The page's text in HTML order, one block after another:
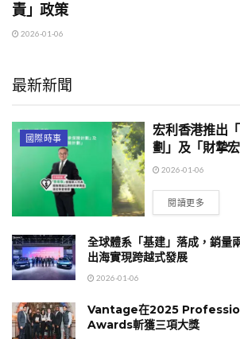
責」政策
2026-01-06
最新新聞
國際時事
宏利香港推出
劃」及「財摯
2026-01-06
閱讀更多
全球體系「基建」落成，銷量
出海實現跨越式發展
2026-01-06
Vantage在2025
Awards斬獲三項大獎